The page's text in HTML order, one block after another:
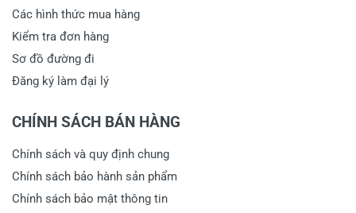
Các hình thức mua hàng
Kiểm tra đơn hàng
Sơ đồ đường đi
Đăng ký làm đại lý
CHÍNH SÁCH BÁN HÀNG
Chính sách và quy định chung
Chính sách bảo hành sản phẩm
Chính sách bảo mật thông tin